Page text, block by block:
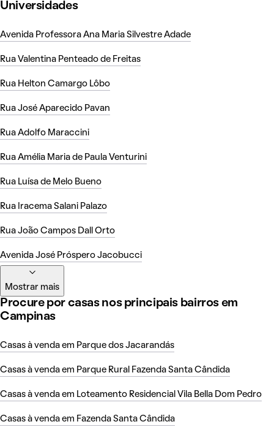
Universidades
Avenida Professora Ana Maria Silvestre Adade
Rua Valentina Penteado de Freitas
Rua Helton Camargo Lôbo
Rua José Aparecido Pavan
Rua Adolfo Maraccini
Rua Amélia Maria de Paula Venturini
Rua Luísa de Melo Bueno
Rua Iracema Salani Palazo
Rua João Campos Dall Orto
Avenida José Próspero Jacobucci
Mostrar mais
Procure por casas nos principais bairros em
Campinas
Casas à venda em Parque dos Jacarandás
Casas à venda em Parque Rural Fazenda Santa Cândida
Casas à venda em Loteamento Residencial Vila Bella Dom Pedro
Casas à venda em Fazenda Santa Cândida